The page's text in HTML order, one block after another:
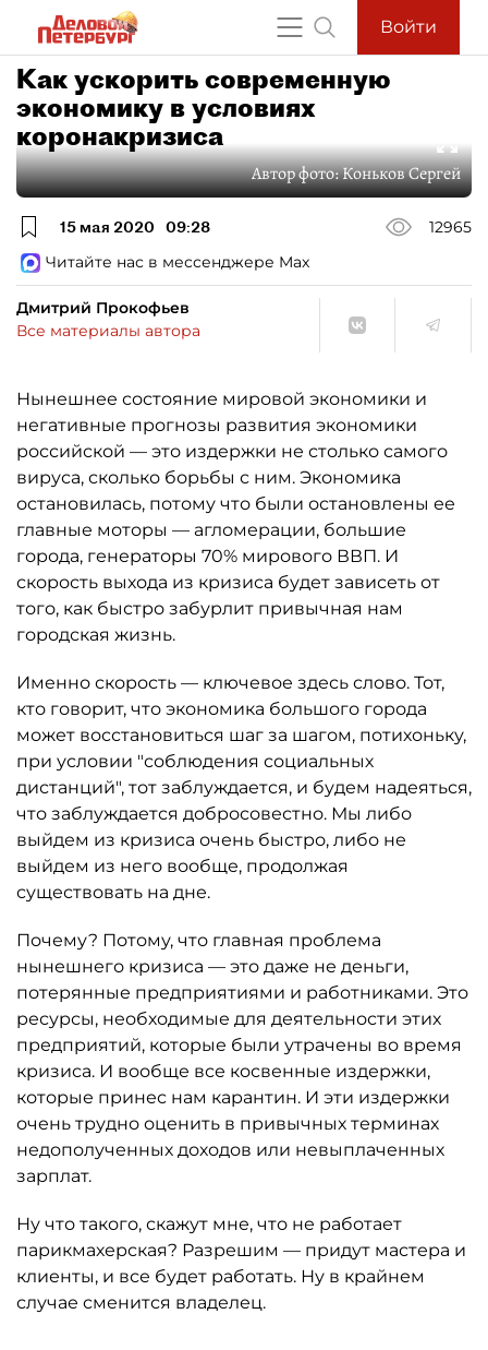
Войти
Как ускорить современную
экономику в условиях
коронакризиса
Автор фото:Коньков Сергей
15 мая 2020 09:28
12965
Читайте нас в мессенджере Max
Дмитрий Прокофьев
Все материалы автора
Нынешнее состояние мировой экономики и
негативные прогнозы развития экономики
российской — это издержки не столько самого
вируса, сколько борьбы с ним. Экономика
остановилась, потому что были остановлены ее
главные моторы — агломерации, большие
города, генераторы 70% мирового ВВП. И
скорость выхода из кризиса будет зависеть от
того, как быстро забурлит привычная нам
городская жизнь.
Именно скорость — ключевое здесь слово. Тот,
кто говорит, что экономика большого города
может восстановиться шаг за шагом, потихоньку,
при условии "соблюдения социальных
дистанций", тот заблуждается, и будем надеяться,
что заблуждается добросовестно. Мы либо
выйдем из кризиса очень быстро, либо не
выйдем из него вообще, продолжая
существовать на дне.
Почему? Потому, что главная проблема
нынешнего кризиса — это даже не деньги,
потерянные предприятиями и работниками. Это
ресурсы, необходимые для деятельности этих
предприятий, которые были утрачены во время
кризиса. И вообще все косвенные издержки,
которые принес нам карантин. И эти издержки
очень трудно оценить в привычных терминах
недополученных доходов или невыплаченных
зарплат.
Ну что такого, скажут мне, что не работает
парикмахерская? Разрешим — придут мастера и
клиенты, и все будет работать. Ну в крайнем
случае сменится владелец.